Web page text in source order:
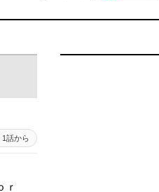
1話から
ｒ